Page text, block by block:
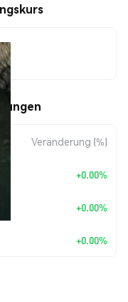
Veränderung (%)
+0.00%
+0.00%
+0.00%